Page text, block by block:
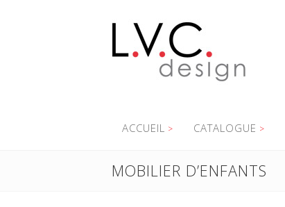
ACCUEIL CATALOGUE
MOBILIER D’ENFANTS